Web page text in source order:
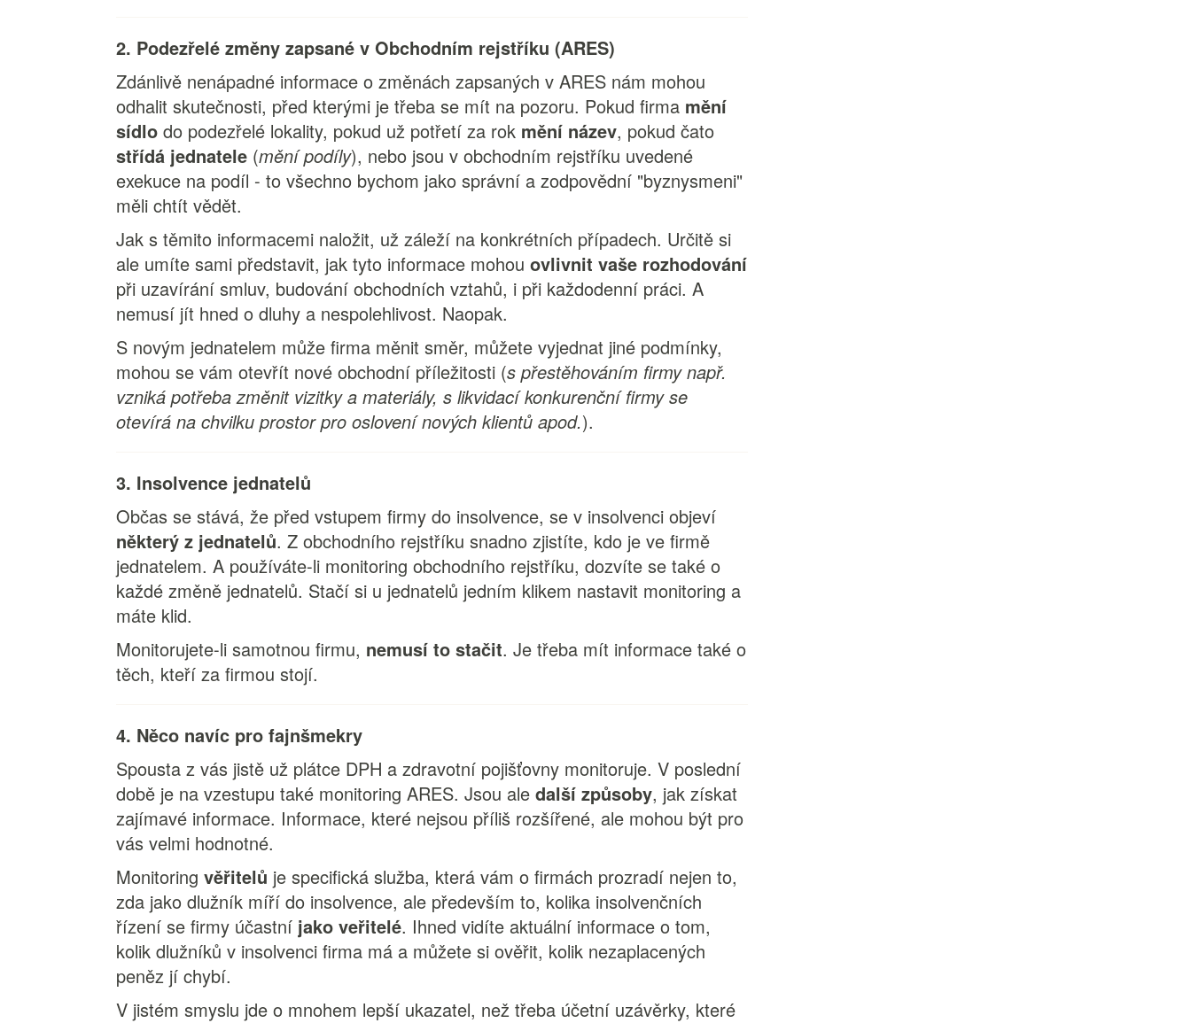
2. Podezřelé změny zapsané v Obchodním rejstříku (ARES)
Zdánlivě nenápadné informace o změnách zapsaných v ARES nám mohou
odhalit skutečnosti, před kterými je třeba se mít na pozoru. Pokud firma mění
sídlo do podezřelé lokality, pokud už potřetí za rok mění název, pokud čato
střídá jednatele (mění podíly), nebo jsou v obchodním rejstříku uvedené
exekuce na podíl - to všechno bychom jako správní a zodpovědní "byznysmeni"
měli chtít vědět.
Jak s těmito informacemi naložit, už záleží na konkrétních případech. Určitě si
ale umíte sami představit, jak tyto informace mohouovlivnit vaše rozhodování
při uzavírání smluv, budování obchodních vztahů, i při každodenní práci. A
nemusí jít hned o dluhy a nespolehlivost. Naopak.
S novým jednatelem může firma měnit směr, můžete vyjednat jiné podmínky,
mohou se vám otevřít nové obchodní příležitosti (s přestěhováním firmy např.
vzniká potřeba změnit vizitky a materiály, s likvidací konkurenční firmy se
otevírá na chvilku prostor pro oslovení nových klientů apod.).
3. Insolvence jednatelů
Občas se stává, že před vstupem firmy do insolvence, se v insolvenci objeví
některý z jednatelů. Z obchodního rejstříku snadno zjistíte, kdo je ve firmě
jednatelem. A používáte-li monitoring obchodního rejstříku, dozvíte se také o
každé změně jednatelů. Stačí si u jednatelů jedním klikem nastavit monitoring a
máte klid.
Monitorujete-li samotnou firmu, nemusí to stačit. Je třeba mít informace také o
těch, kteří za firmou stojí.
4. Něco navíc pro fajnšmekry
Spousta z vás jistě už plátce DPH a zdravotní pojišťovny monitoruje. V poslední
době je na vzestupu také monitoring ARES. Jsou aledalší způsoby, jak získat
zajímavé informace. Informace, které nejsou příliš rozšířené, ale mohou být pro
vás velmi hodnotné.
Monitoring věřitelů je specifická služba, která vám o firmách prozradí nejen to,
zda jako dlužník míří do insolvence, ale především to, kolika insolvenčních
řízení se firmy účastní jako veřitelé. Ihned vidíte aktuální informace o tom,
kolik dlužníků v insolvenci firma má a můžete si ověřit, kolik nezaplacených
peněz jí chybí.
V jistém smyslu jde o mnohem lepší ukazatel, než třeba účetní uzávěrky, které